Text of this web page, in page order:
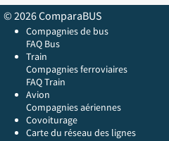
© 2026 ComparaBUS
Compagnies de bus
FAQ Bus
Train
Compagnies ferroviaires
FAQ Train
Avion
Compagnies aériennes
Covoiturage
Carte du réseau des lignes